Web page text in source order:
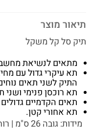
תיאור מוצר
תיק סל קל משקל
מתאים לנשיאת
תא עיקרי גדול עם
התיק לשני תאים
תא רוכסן פנימי ושני
תאים הקדמיים
תא אחורי קטן.
מידות: גובה 26 ס"מ | רוחב 35 ס"מ | אורך רצועות 29 ס"מ